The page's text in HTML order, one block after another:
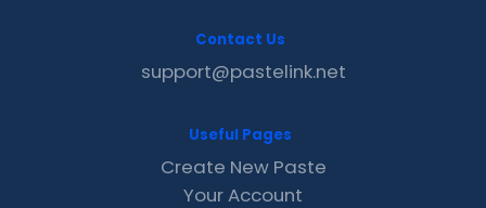
Contact Us
support@pastelink.net
Useful Pages
Create New Paste
Your Account